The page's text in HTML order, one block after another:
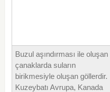
Buzul aşındırması ile oluşan
çanaklarda suların
birikmesiyle oluşan göllerdir.
Kuzeybatı Avrupa, Kanada